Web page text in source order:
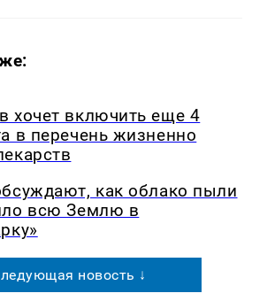
хочет включить еще 4
в перечень жизненно
как облако пыли
всю Землю в
новость ↓